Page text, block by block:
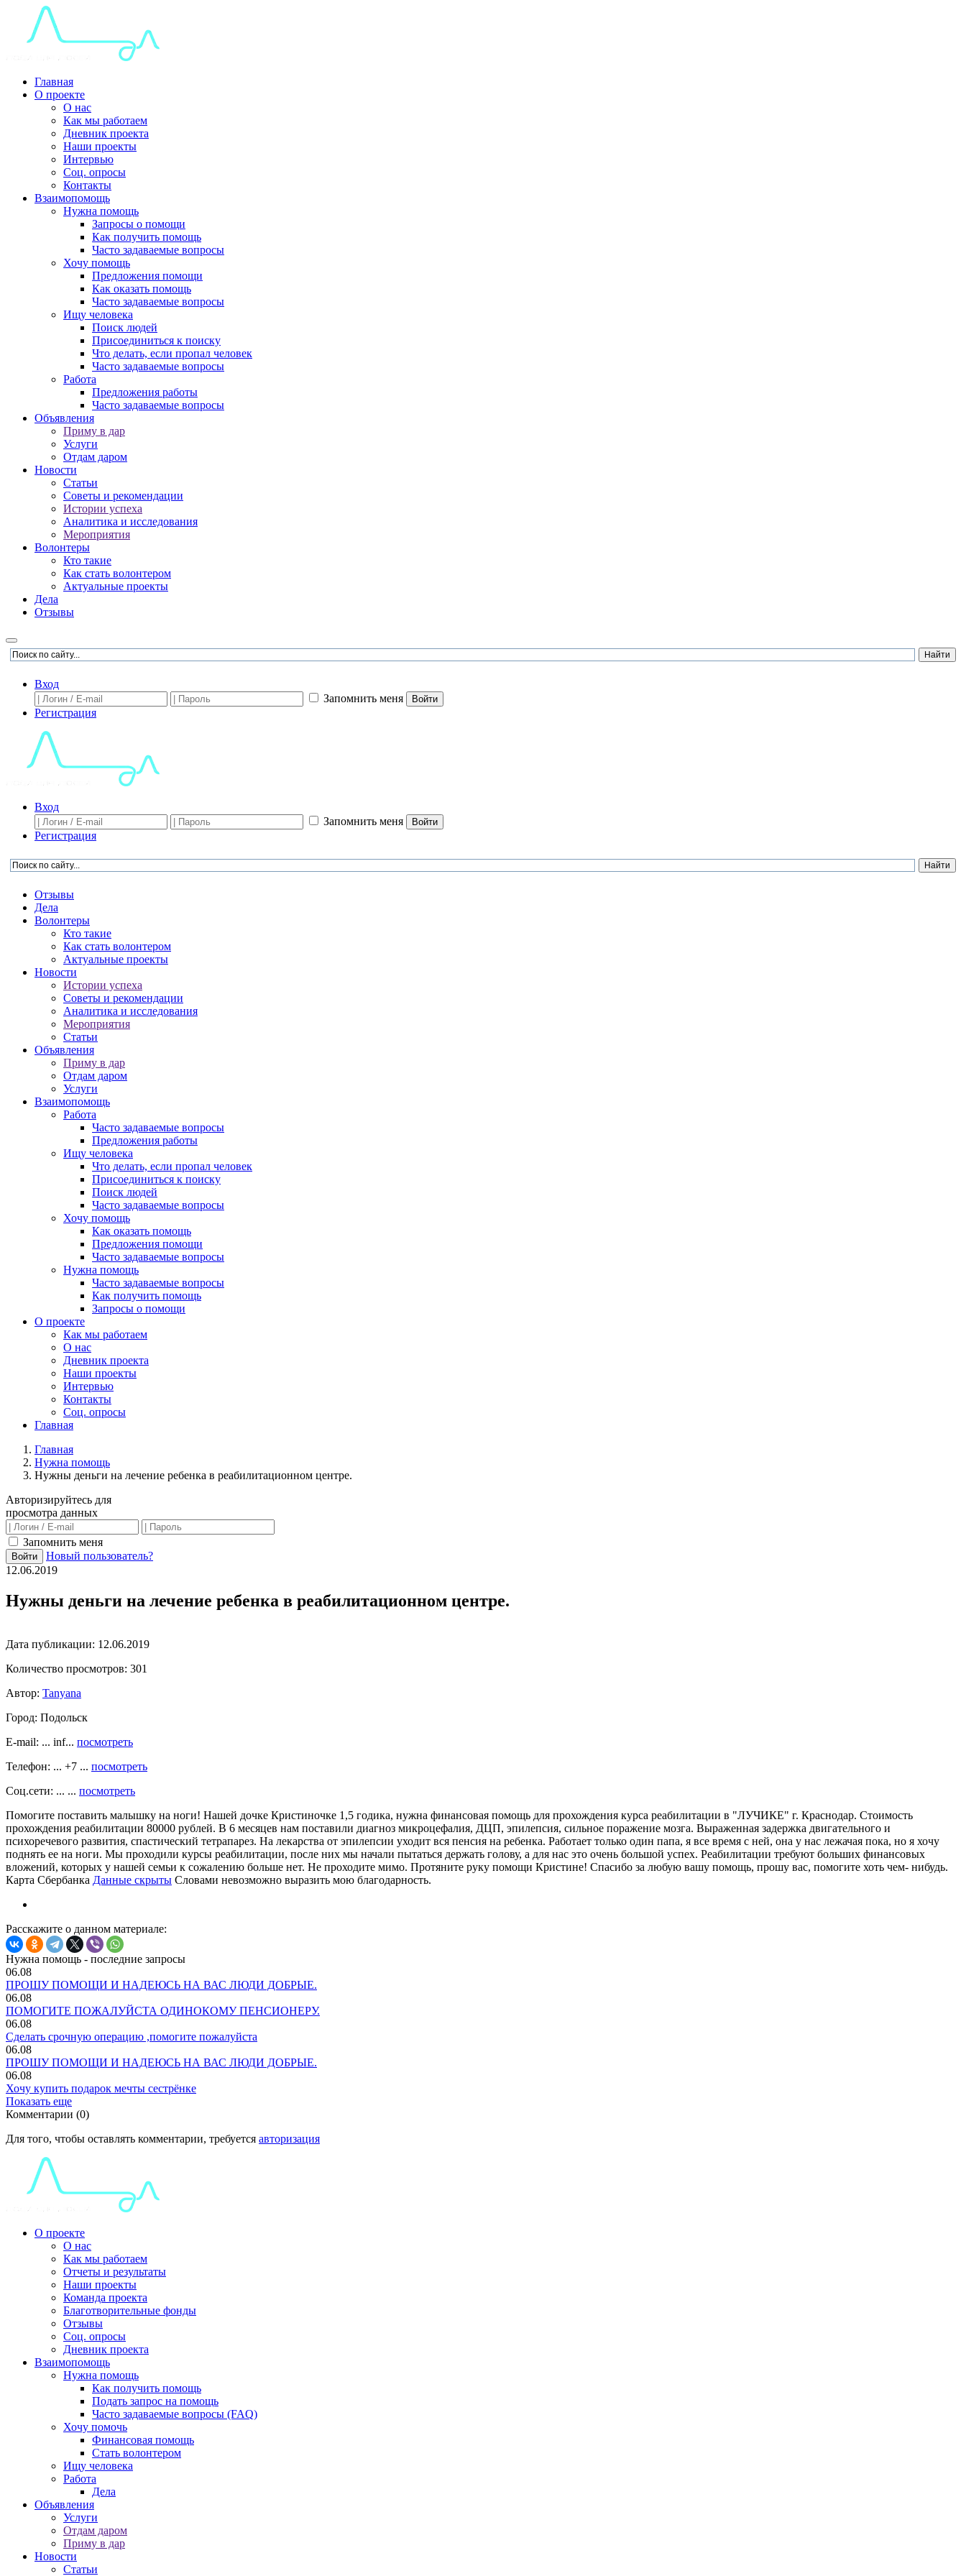
Главная
О проекте
О нас
Как мы работаем
Дневник проекта
Наши проекты
Интервью
Соц. опросы
Контакты
Взаимопомощь
Нужна помощь
Запросы о помощи
Как получить помощь
Часто задаваемые вопросы
Хочу помощь
Предложения помощи
Как оказать помощь
Часто задаваемые вопросы
Ищу человека
Поиск людей
Присоединиться к поиску
Что делать, если пропал человек
Часто задаваемые вопросы
Работа
Предложения работы
Часто задаваемые вопросы
Объявления
Приму в дар
Услуги
Отдам даром
Новости
Статьи
Советы и рекомендации
Истории успеха
Аналитика и исследования
Мероприятия
Волонтеры
Кто такие
Как стать волонтером
Актуальные проекты
Дела
Отзывы
Вход
Запомнить меня
Войти
Регистрация
Вход
Запомнить меня
Войти
Регистрация
Отзывы
Дела
Волонтеры
Кто такие
Как стать волонтером
Актуальные проекты
Новости
Истории успеха
Советы и рекомендации
Аналитика и исследования
Мероприятия
Статьи
Объявления
Приму в дар
Отдам даром
Услуги
Взаимопомощь
Работа
Часто задаваемые вопросы
Предложения работы
Ищу человека
Что делать, если пропал человек
Присоединиться к поиску
Поиск людей
Часто задаваемые вопросы
Хочу помощь
Как оказать помощь
Предложения помощи
Часто задаваемые вопросы
Нужна помощь
Часто задаваемые вопросы
Как получить помощь
Запросы о помощи
О проекте
Как мы работаем
О нас
Дневник проекта
Наши проекты
Интервью
Контакты
Соц. опросы
Главная
Главная
Нужна помощь
Нужны деньги на лечение ребенка в реабилитационном центре.
Авторизируйтесь для
просмотра данных
Запомнить меня
Войти
Новый пользователь?
12.06.2019
Нужны деньги на лечение ребенка в реабилитационном центре.
Дата публикации: 12.06.2019
Количество просмотров: 301
Автор: Tanyana
Город: Подольск
E-mail: ... inf... посмотреть
Телефон: ... +7 ... посмотреть
Соц.сети: ... ... посмотреть
Помогите поставить малышку на ноги! Нашей дочке Кристиночке 1,5 годика, нужна финансовая помощь для прохождения курса реабилитации в "ЛУЧИКЕ" г. Краснодар. Стоимость
прохождения реабилитации 80000 рублей. В 6 месяцев нам поставили диагноз микроцефалия, ДЦП, эпилепсия, сильное поражение мозга. Выраженная задержка двигательного и
психоречевого развития, спастический тетрапарез. На лекарства от эпилепсии уходит вся пенсия на ребенка. Работает только один папа, я все время с ней, она у нас лежачая пока, но я хочу
поднять ее на ноги. Мы проходили курсы реабилитации, после них мы начали пытаться держать голову, а для нас это очень большой успех. Реабилитации требуют больших финансовых
вложений, которых у нашей семьи к сожалению больше нет. Не проходите мимо. Протяните руку помощи Кристине! Спасибо за любую вашу помощь, прошу вас, помогите хоть чем- нибудь.
Карта Сбербанка Данные скрыты Словами невозможно выразить мою благодарность.
Расскажите о данном материале:
Нужна помощь - последние запросы
06.08
ПРОШУ ПОМОЩИ И НАДЕЮСЬ НА ВАС ЛЮДИ ДОБРЫЕ.
06.08
ПОМОГИТЕ ПОЖАЛУЙСТА ОДИНОКОМУ ПЕНСИОНЕРУ.
06.08
Сделать срочную операцию ,помогите пожалуйста
06.08
ПРОШУ ПОМОЩИ И НАДЕЮСЬ НА ВАС ЛЮДИ ДОБРЫЕ.
06.08
Хочу купить подарок мечты сестрёнке
Показать еще
Комментарии (0)
Для того, чтобы оставлять комментарии, требуется авторизация
О проекте
О нас
Как мы работаем
Отчеты и результаты
Наши проекты
Команда проекта
Благотворительные фонды
Отзывы
Соц. опросы
Дневник проекта
Взаимопомощь
Нужна помощь
Как получить помощь
Подать запрос на помощь
Часто задаваемые вопросы (FAQ)
Хочу помочь
Финансовая помощь
Стать волонтером
Ищу человека
Работа
Дела
Объявления
Услуги
Отдам даром
Приму в дар
Новости
Статьи